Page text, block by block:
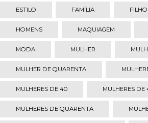
ESTILO FAMÍLIA
HOMENS MAQUIAGEM
MODA MULHER
MULHER DE QUARENTA
MULHERES DE 40 MULHERES DE
MULHERES DE QUARENTA